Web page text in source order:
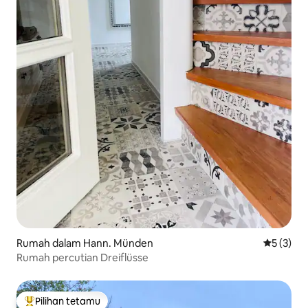
Rumah dalam Hann. Münden
5 (3)
Rumah percutian Dreiflüsse
Pilihan tetamu